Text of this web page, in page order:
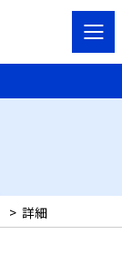
> 詳細